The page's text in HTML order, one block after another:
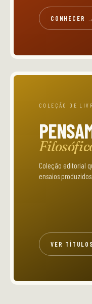
CONHECER
COLEÇÃO DE
Coleção editorial
ensaios
VER